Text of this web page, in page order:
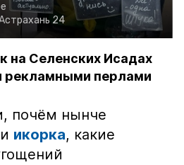
24
на Селенских Исадах
рекламными перлами
почём нынче
и икорка, какие